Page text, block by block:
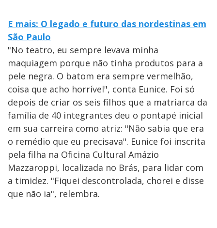
E mais: O legado e futuro das nordestinas em
São Paulo
"No teatro, eu sempre levava minha
maquiagem porque não tinha produtos para a
pele negra. O batom era sempre vermelhão,
coisa que acho horrível", conta Eunice. Foi só
depois de criar os seis filhos que a matriarca da
família de 40 integrantes deu o pontapé inicial
em sua carreira como atriz: "Não sabia que era
o remédio que eu precisava". Eunice foi inscrita
pela filha na Oficina Cultural Amázio
Mazzaroppi, localizada no Brás, para lidar com
a timidez. "Fiquei descontrolada, chorei e disse
que não ia", relembra.